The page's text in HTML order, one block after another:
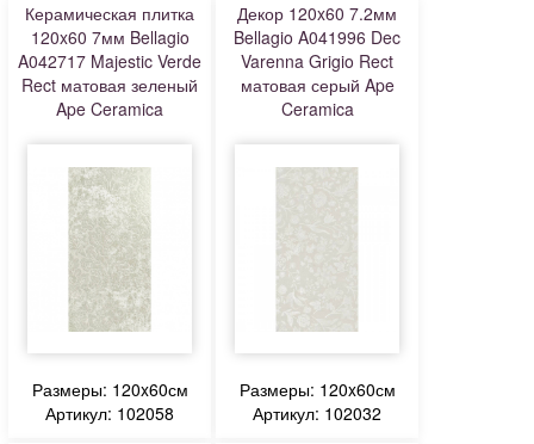
Керамическая плитка
120x60 7мм Bellagio
A042717 Majestic Verde
Rect матовая зеленый
Ape Ceramica
Размеры: 120x60см
Артикул: 102058
Декор 120x60 7.2мм
Bellagio A041996 Dec
Varenna Grigio Rect
матовая серый Ape
Ceramica
Размеры: 120x60см
Артикул: 102032